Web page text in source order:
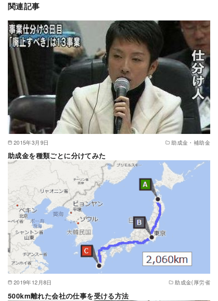
関連記事
2015年3月9日 助成金・補助金
助成金を種類ごとに分けてみた
2019年12月8日 助成金(厚労省
500km離れた会社の仕事を受ける方法